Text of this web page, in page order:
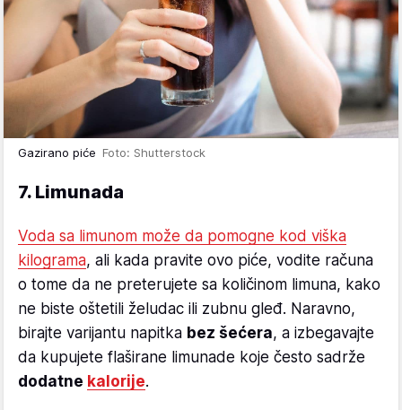
Gazirano piće Foto: Shutterstock
7. Limunada
Voda sa limunom može da pomogne kod viška
kilograma, ali kada pravite ovo piće, vodite računa
o tome da ne preterujete sa količinom limuna, kako
ne biste oštetili želudac ili zubnu gleđ. Naravno,
birajte varijantu napitka bez šećera, a izbegavajte
da kupujete flaširane limunade koje često sadrže
dodatne kalorije.